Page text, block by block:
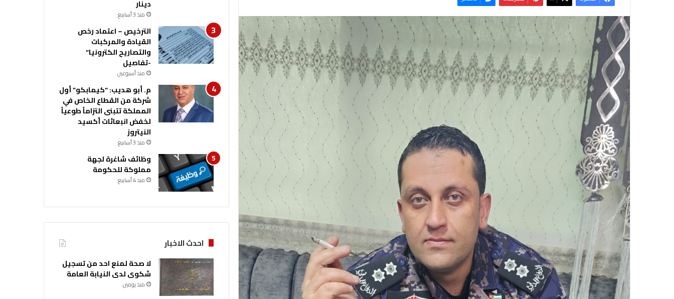
دينار
منذ 3 أسابيع
الترخيص – اعتماد رخص
القيادة والمركبات
والتصاريح الكترونيا”
-تفاصيل
منذ أسبوعين
م. أبو هديب: “كيمابكو” أول
شركة من القطاع الخاص في
المملكة تتبنى التزاماً طوعياً
لخفض انبعاثات أكسيد
النيتروز
منذ 3 أسابيع
وظائف شاغرة لجهة
مملوكة للحكومة
منذ 4 أسابيع
احدث الاخبار
لا صحة لمنع احد من تسجيل
شكوى لدى النيابة العامة
منذ يومين